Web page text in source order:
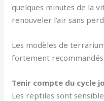
quelques minutes de la
renouveler l’air sans
Les modèles de
fortement
Tenir compte du cycle
Les reptiles sont